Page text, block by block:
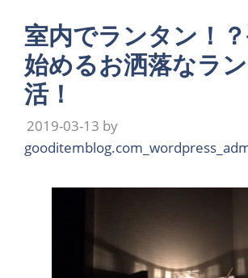
室内でランタン！
始めるお洒落なラ
活！
2019-03-13 by